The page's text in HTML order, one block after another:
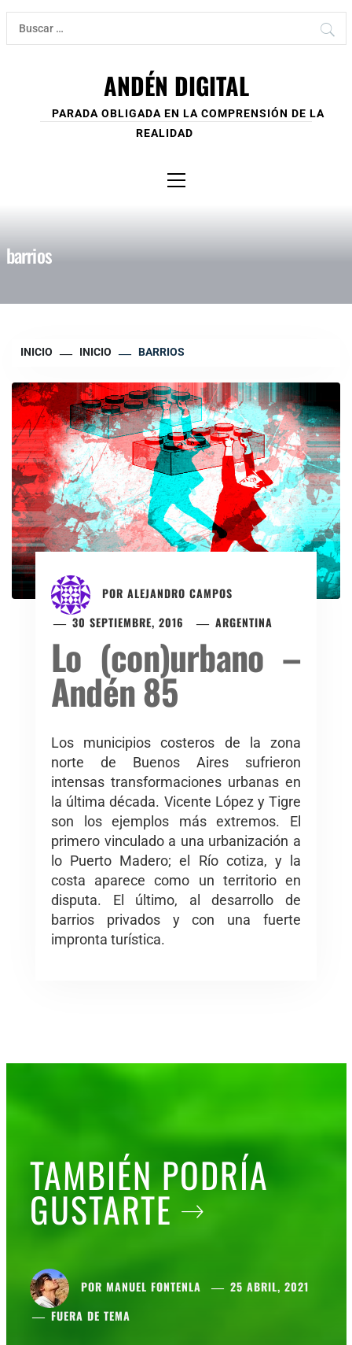
Ir
contenido
Buscar:
ANDÉN DIGITAL
PARADA OBLIGADA EN LA COMPRENSIÓN DE LA
REALIDAD
principal
barrios
INICIO INICIO BARRIOS
POR ALEJANDRO CAMPOS
30 SEPTIEMBRE, 2016
ARGENTINA
Lo (con)urbano –
Andén 85
Los municipios costeros de la zona
norte de Buenos Aires sufrieron
intensas transformaciones urbanas en
la última década. Vicente López y Tigre
son los ejemplos más extremos. El
primero vinculado a una urbanización a
lo Puerto Madero; el Río cotiza, y la
costa aparece como un territorio en
disputa. El último, al desarrollo de
barrios privados y con una fuerte
impronta turística.
TAMBIÉN PODRÍA
GUSTARTE
POR MANUEL FONTENLA
25 ABRIL, 2021
FUERA DE TEMA